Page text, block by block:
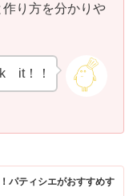
り方を分かりや
it！！
パティシエがおすすめす